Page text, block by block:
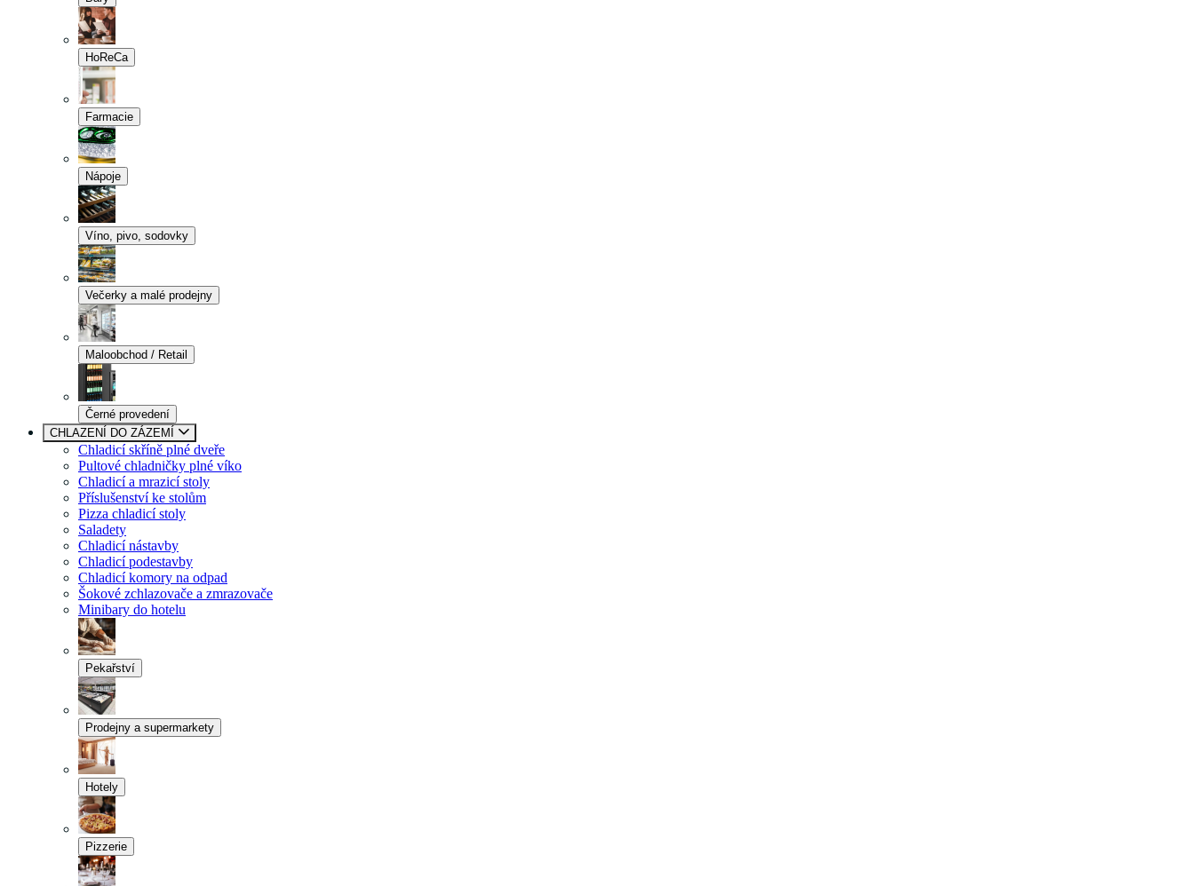
HoReCa
Farmacie
Nápoje
Víno, pivo, sodovky
Večerky a malé prodejny
Maloobchod / Retail
Černé provedení
CHLAZENÍ DO ZÁZEMÍ
Chladicí skříně plné dveře
Pultové chladničky plné víko
Chladicí a mrazicí stoly
Příslušenství ke stolům
Pizza chladicí stoly
Saladety
Chladicí nástavby
Chladicí podestavby
Chladicí komory na odpad
Šokové zchlazovače a zmrazovače
Minibary do hotelu
Pekařství
Prodejny a supermarkety
Hotely
Pizzerie